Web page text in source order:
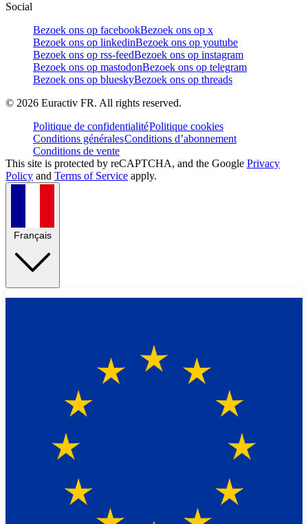
Social
Bezoek ons op facebookBezoek ons op x
Bezoek ons op linkedinBezoek ons op youtube
Bezoek ons op rss-feedBezoek ons op instagram
Bezoek ons op mastodonBezoek ons op telegram
Bezoek ons op blueskyBezoek ons op threads
© 2026 Euractiv FR. All rights reserved.
Politique de confidentialitéPolitique cookies
Conditions généralesConditions d’abonnement
Conditions de vente
This site is protected by reCAPTCHA, and the Google Privacy
Policy and Terms of Service apply.
Français